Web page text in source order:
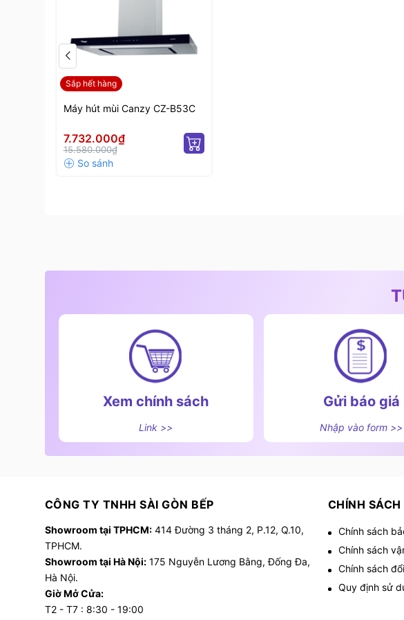
Máy hút mùi Canzy CZ-B53C tiện lợi và
Sắp hết hàng
Máy hút mùi Canzy CZ-B53C
7.732.000₫
15.580.000₫
Xem chính sách
Link >>
Gửi báo giá
Nhập vào form >>
CÔNG TY TNHH SÀI GÒN BẾP
Showroom tại TPHCM:414 Đường 3 tháng 2, P.12, Q.10,
TPHCM.
Showroom tại Hà Nội:175 Nguyễn Lương Bằng, Đống Đa,
Hà Nội.
Giờ Mở Cửa:
T2 - T7 : 8:30 - 19:00
CHÍNH SÁCH
Chính sách
Chính sách
Chính sách
Quy định sử